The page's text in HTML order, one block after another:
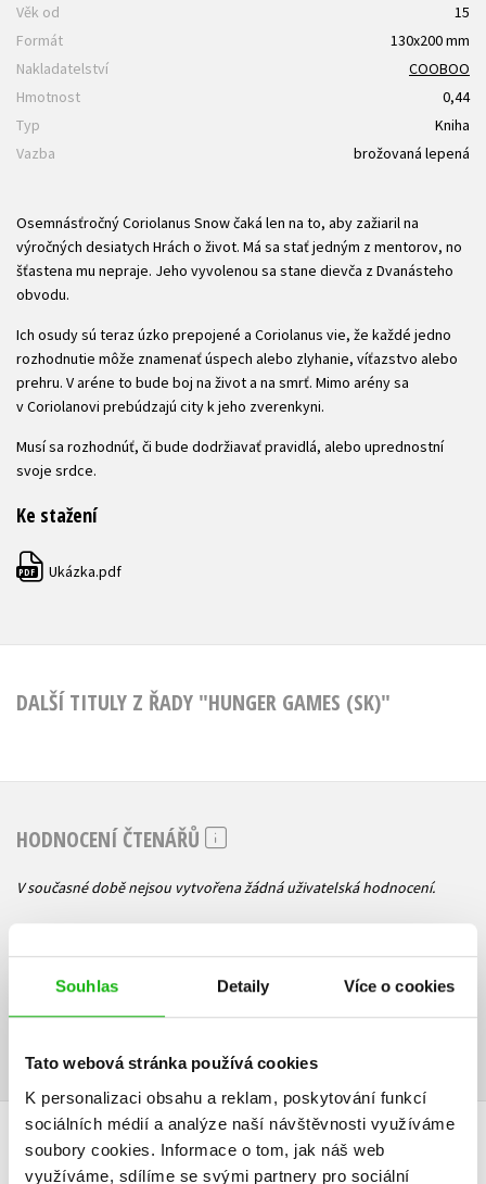
Souhlas Detaily Více o cookies
Tato webová stránka používá cookies
K personalizaci obsahu a reklam, poskytování funkcí
sociálních médií a analýze naší návštěvnosti využíváme
soubory cookies. Informace o tom, jak náš web
využíváme, sdílíme se svými partnery pro sociální
Věk od
15
Formát
130x200 mm
Nakladatelství
COOBOO
Hmotnost
0,44
Typ
Kniha
Vazba
brožovaná lepená
Osemnásťročný Coriolanus Snow čaká len na to, aby zažiaril na
výročných desiatych Hrách o život. Má sa stať jedným z mentorov, no
šťastena mu nepraje. Jeho vyvolenou sa stane dievča z Dvanásteho
obvodu.
Ich osudy sú teraz úzko prepojené a Coriolanus vie, že každé jedno
rozhodnutie môže znamenať úspech alebo zlyhanie, víťazstvo alebo
prehru. V aréne to bude boj na život a na smrť. Mimo arény sa
v Coriolanovi prebúdzajú city k jeho zverenkyni.
Musí sa rozhodnúť, či bude dodržiavať pravidlá, alebo uprednostní
svoje srdce.
Ke stažení
PDF Ukázka.pdf
DALŠÍ TITULY Z ŘADY "HUNGER GAMES (SK)"
HODNOCENÍ ČTENÁŘŮ
V současné době nejsou vytvořena žádná uživatelská hodnocení.
Uživatelskou recenzi mohou vkládat pouze registrovaní uživatelé
AUTOR KNIHY